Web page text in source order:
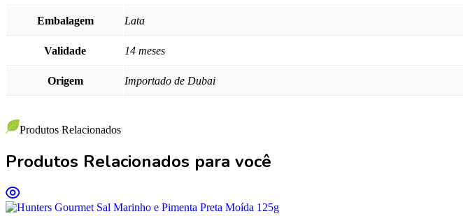
Embalagem Lata
Validade 14 meses
Origem Importado de Dubai
Produtos Relacionados
Produtos Relacionados para você